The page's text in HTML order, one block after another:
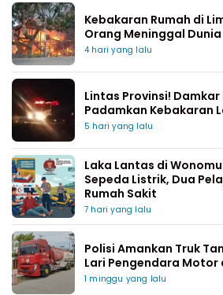
Kebakaran Rumah di
Orang Meninggal Dunia
4 hari yang lalu
Lintas Provinsi!
Padamkan Kebakaran
5 hari yang lalu
Laka Lantas di
Sepeda Listrik, Dua
Rumah Sakit
7 hari yang lalu
Polisi Amankan Truk
Lari Pengendara
1 minggu yang lalu